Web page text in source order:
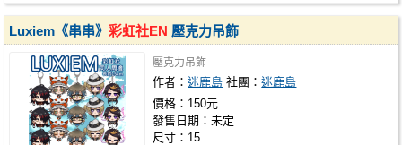
Luxiem《串串》彩虹社EN 壓克力吊飾
壓克力吊飾
作者：迷鹿島 社團：迷鹿島
價格：150元
發售日期：未定
尺寸：15